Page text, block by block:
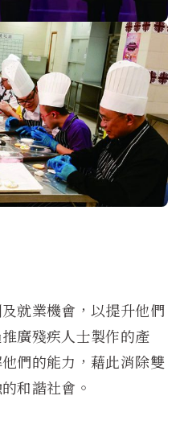
就業機會，以提升他們
廣殘疾人士製作的產
們的能力，藉此消除雙
和諧社會。